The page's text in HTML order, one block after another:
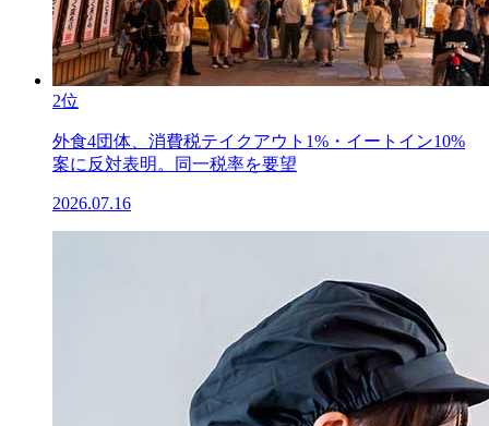
2位
外食4団体、消費税テイクアウト1%・イートイン10%
案に反対表明。同一税率を要望
2026.07.16